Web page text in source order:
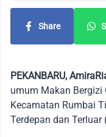
Share
PEKANBARU,
umum Makan Bergizi
Kecamatan Rumbai
Terdepan dan